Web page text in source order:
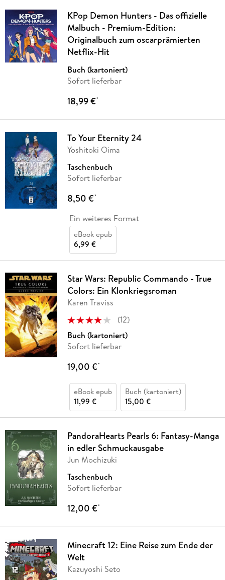
KPop Demon Hunters - Das offizielle
Malbuch - Premium-Edition:
Originalbuch zum oscarprämierten
Netflix-Hit
Buch (kartoniert)
Sofort lieferbar
18,99 €*
To Your Eternity 24
Yoshitoki Oima
Taschenbuch
Sofort lieferbar
8,50 €*
Ein weiteres Format
eBook epub
6,99 €
Star Wars: Republic Commando - True
Colors: Ein Klonkriegsroman
Karen Traviss
(12)
Buch (kartoniert)
Sofort lieferbar
19,00 €*
eBook epub
11,99 €
Buch (kartoniert)
15,00 €
PandoraHearts Pearls 6: Fantasy-Manga
in edler Schmuckausgabe
Jun Mochizuki
Taschenbuch
Sofort lieferbar
12,00 €*
Minecraft 12: Eine Reise zum Ende der
Welt
Kazuyoshi Seto